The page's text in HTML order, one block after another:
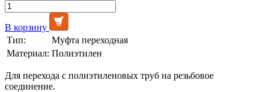
В корзину
Тип:
Муфта переходная
Материал: Полиэтилен
Для перехода с полиэтиленовых труб на резьбовое
соединение.